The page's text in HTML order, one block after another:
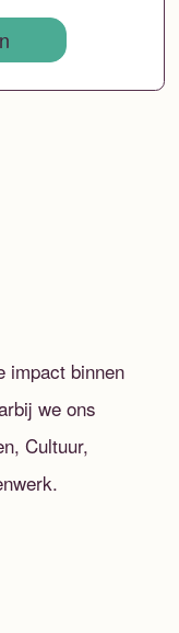
impact binnen
we ons
Cultuur,